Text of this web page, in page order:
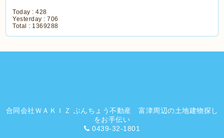
Today :428
Yesterday :706
Total : 1369288
合同会社ＷＡＫＩＺ ぶんちょう不動産 富津周辺の土地建物探し
をお手伝い
0439-32-1801